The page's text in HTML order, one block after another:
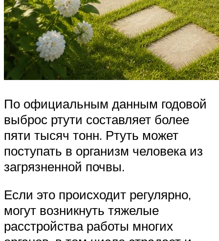
По официальным данным годовой
выброс ртути составляет более
пяти тысяч тонн. Ртуть может
поступать в организм человека из
загрязненной почвы.
Если это происходит регулярно,
могут возникнуть тяжелые
расстройства работы многих